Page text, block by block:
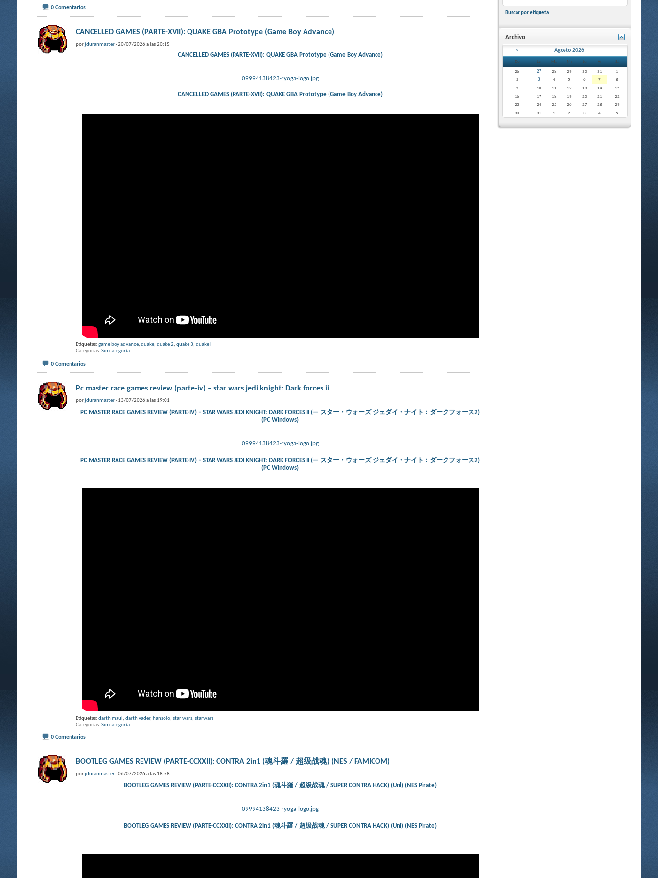
0 Comentarios
CANCELLED GAMES (PARTE-XVII): QUAKE GBA Prototype (Game Boy Advance)
porjduranmaster- 20/07/2026 a las 20:15
CANCELLED GAMES (PARTE-XVII): QUAKE GBA Prototype (Game Boy Advance)
09994138423-ryoga-logo.jpg
CANCELLED GAMES (PARTE-XVII): QUAKE GBA Prototype (Game Boy Advance)
Etiquetas: game boy advance, quake, quake 2, quake 3, quake ii
Categorías Sin categoría
0 Comentarios
Pc master race games review (parte-iv) – star wars jedi knight: Dark forces ii
porjduranmaster- 13/07/2026 a las 19:01
PC MASTER RACE GAMES REVIEW (PARTE-IV) – STAR WARS JEDI KNIGHT: DARK FORCES II (— スター・ウォーズ ジェダイ・ナイト：ダークフォース2)
(PC Windows)
09994138423-ryoga-logo.jpg
PC MASTER RACE GAMES REVIEW (PARTE-IV) – STAR WARS JEDI KNIGHT: DARK FORCES II (— スター・ウォーズ ジェダイ・ナイト：ダークフォース2)
(PC Windows)
Etiquetas: darth maul , darth vader, hansolo, star wars, starwars
Categorías Sin categoría
0 Comentarios
BOOTLEG GAMES REVIEW (PARTE-CCXXII): CONTRA 2in1 (魂斗羅 / 超级战魂) (NES / FAMICOM)
porjduranmaster- 06/07/2026 a las 18:58
BOOTLEG GAMES REVIEW (PARTE-CCXXII): CONTRA 2in1 (魂斗羅 / 超级战魂 / SUPER CONTRA HACK) (Unl) (NES Pirate)
09994138423-ryoga-logo.jpg
BOOTLEG GAMES REVIEW (PARTE-CCXXII): CONTRA 2in1 (魂斗羅 / 超级战魂 / SUPER CONTRA HACK) (Unl) (NES Pirate)
Buscar por etiqueta
Archivo
< Agosto 2026
Do Lu Ma Mi Ju Vi Sá
26 27 28 29 30 31
1
2
3 4 5 6 7
8
9
10 11 12 13 14
15
16
17 18 19 20 21
22
23
24 25 26 27 28
29
30
31 1 2 3 4 5